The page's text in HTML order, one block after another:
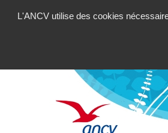
L'ANCV utilise des cookies